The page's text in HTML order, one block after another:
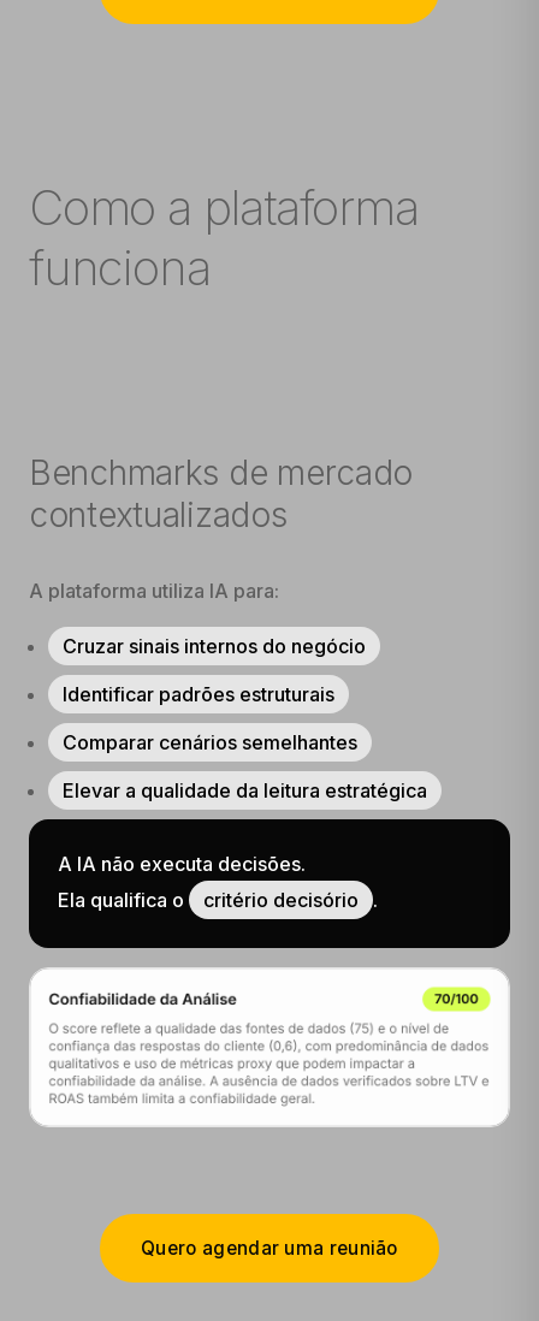
Como a plataforma
funciona
Benchmarks de mercado
contextualizados
A plataforma utiliza IA para:
Cruzar sinais internos do negócio
Identificar padrões estruturais
Comparar cenários semelhantes
Elevar a qualidade da leitura estratégica
A IA não executa decisões.
Ela qualifica o
critério decisório .
Quero agendar uma reunião